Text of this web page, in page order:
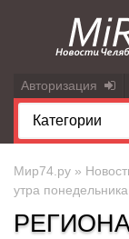
Авторизация
Мир74.ру »
утра